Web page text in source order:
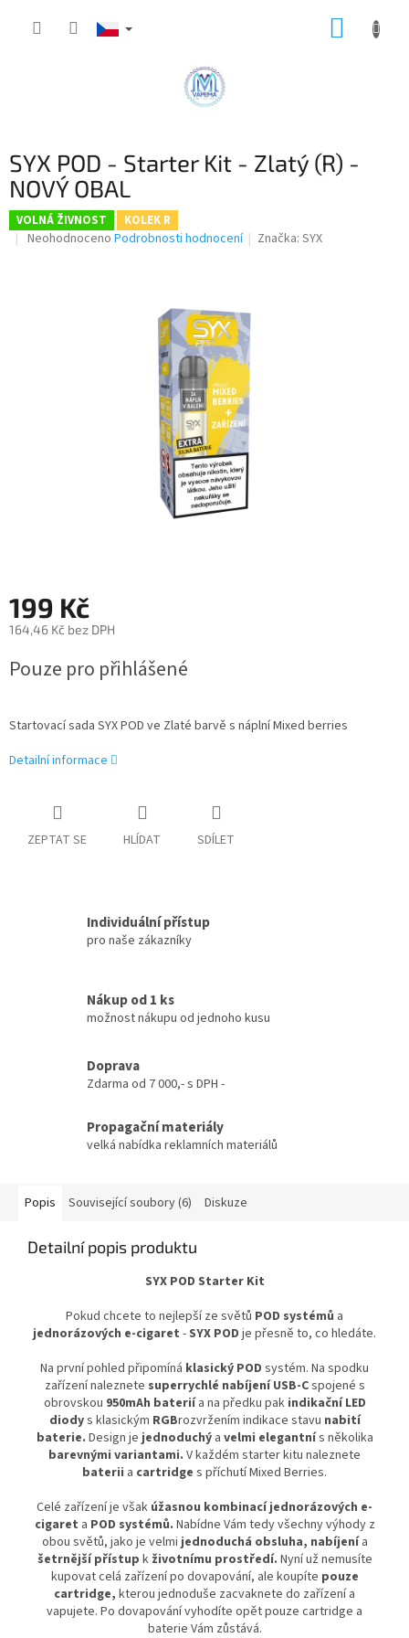
SYX POD - Starter Kit - Zlatý (R) -
NOVÝ OBAL
VOLNÁ ŽIVNOST KOLEK R
Průměrné
Neohodnoceno Podrobnosti hodnocení Značka:SYX
199 Kč
164,46 Kč bez DPH
cena:
Pouze pro přihlášené
Startovací sada SYX POD ve Zlaté barvě s náplní Mixed berries
Detailní informace
ZEPTAT SE HLÍDAT SDÍLET
Individuální přístup
pro naše zákazníky
Nákup od 1 ks
možnost nákupu od jednoho kusu
Doprava
Zdarma od 7 000,- s DPH -
Propagační materiály
velká nabídka reklamních materiálů
Popis Související soubory (6) Diskuze
Detailní popis produktu
SYX POD Starter Kit
Pokud chcete to nejlepší ze světů POD systémů a
jednorázových e-cigaret -SYX POD je přesně to, co hledáte.
Na první pohled připomíná klasický POD systém. Na spodku
zařízení naleznete superrychlé nabíjení USB-Cspojené s
obrovskou 950mAh bateriía na předku pak indikační LED
diodys klasickým RGBrozvržením indikace stavu nabití
baterie. Design je jednoduchýa velmi elegantnís několika
barevnými variantami. V každém starter kitu naleznete
baterii a cartridge s příchutí Mixed Berries.
Celé zařízení je však úžasnou kombinací jednorázových e-
cigaret a POD systémů. Nabídne Vám tedy všechny výhody z
obou světů, jako je velmi jednoduchá obsluha, nabíjenía
šetrnější přístup k životnímu prostředí. Nyní už nemusíte
kupovat celá zařízení po dovapování, ale koupíte pouze
cartridge, kterou jednoduše zacvaknete do zařízení a
vapujete. Po dovapování vyhodíte opět pouze cartridge a
baterie Vám zůstává.